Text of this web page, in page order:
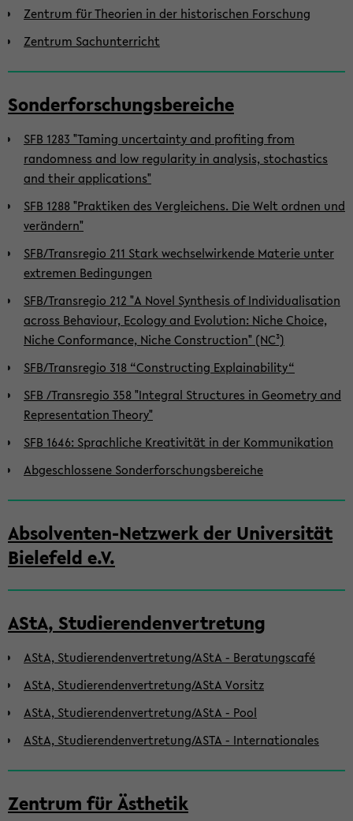
Zentrum für Theorien in der historischen Forschung
Zentrum Sachunterricht
Sonderforschungsbereiche
SFB 1283 "Taming uncertainty and profiting from
randomness and low regularity in analysis, stochastics
and their applications"
SFB 1288 "Praktiken des Vergleichens. Die Welt ordnen und
verändern"
SFB/Transregio 211 Stark wechselwirkende Materie unter
extremen Bedingungen
SFB/Transregio 212 "A Novel Synthesis of Individualisation
across Behaviour, Ecology and Evolution: Niche Choice,
Niche Conformance, Niche Construction" (NC³)
SFB/Transregio 318 “Constructing Explainability“
SFB /Transregio 358 "Integral Structures in Geometry and
Representation Theory"
SFB 1646: Sprachliche Kreativität in der Kommunikation
Abgeschlossene Sonderforschungsbereiche
Absolventen-Netzwerk der Universität
Bielefeld e.V.
AStA, Studierendenvertretung
AStA, Studierendenvertretung/AStA - Beratungscafé
AStA, Studierendenvertretung/AStA Vorsitz
AStA, Studierendenvertretung/AStA - Pool
AStA, Studierendenvertretung/ASTA - Internationales
Zentrum für Ästhetik